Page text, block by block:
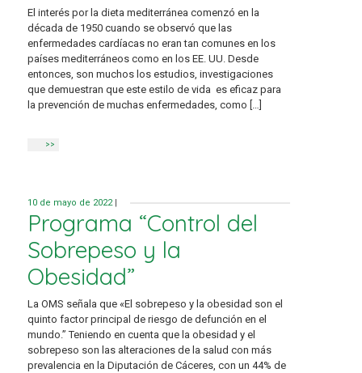
El interés por la dieta mediterránea comenzó en la
década de 1950 cuando se observó que las
enfermedades cardíacas no eran tan comunes en los
países mediterráneos como en los EE. UU. Desde
entonces, son muchos los estudios, investigaciones
que demuestran que este estilo de vida es eficaz para
la prevención de muchas enfermedades, como […]
>>
10 de mayo de 2022 |
Programa “Control del
Sobrepeso y la
Obesidad”
La OMS señala que «El sobrepeso y la obesidad son el
quinto factor principal de riesgo de defunción en el
mundo.” Teniendo en cuenta que la obesidad y el
sobrepeso son las alteraciones de la salud con más
prevalencia en la Diputación de Cáceres, con un 44% de